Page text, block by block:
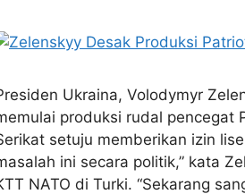
Ukraina, Volodymyr
produksi rudal pencegat
setuju memberikan izin
ini secara politik,” kata
NATO di Turki. “Sekarang